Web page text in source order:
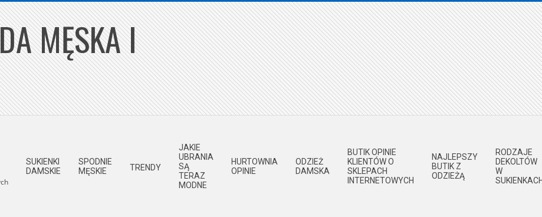
MĘSKA I
SUKIENKI
DAMSKIE
SPODNIE
MĘSKIE
TRENDY
JAKIE
UBRANIA
SĄ
TERAZ
MODNE
HURTOWNIA
OPINIE
ODZIEŻ
DAMSKA
BUTIK OPINIE
KLIENTÓW O
SKLEPACH
INTERNETOWYCH
NAJLEPSZY
BUTIK Z
ODZIEŻĄ
RODZAJE
DEKOLTÓW
W